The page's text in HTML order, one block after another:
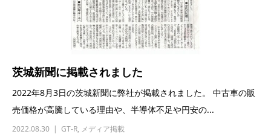
茨城新聞に掲載されました
2022年8月3日の茨城新聞に弊社が掲載されました。 中古車の販
売価格が高騰している理由や、半導体不足や円安の...
2022.08.30 GT-R, メディア掲載